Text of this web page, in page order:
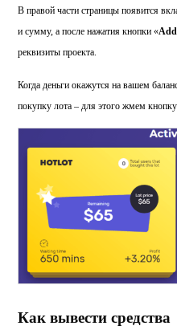
В правой части страницы появится
и сумму, а после нажатия кнопки «Add
реквизиты проекта.
Когда деньги окажутся на вашем
покупку лота – для этого жмем
Как вывести средства